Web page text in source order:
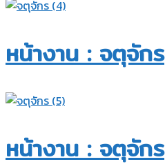
หน้างาน : จตุจักร
หน้างาน : จตุจักร